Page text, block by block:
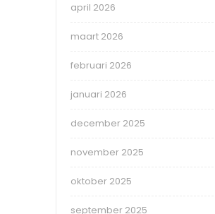
april 2026
maart 2026
februari 2026
januari 2026
december 2025
november 2025
oktober 2025
september 2025